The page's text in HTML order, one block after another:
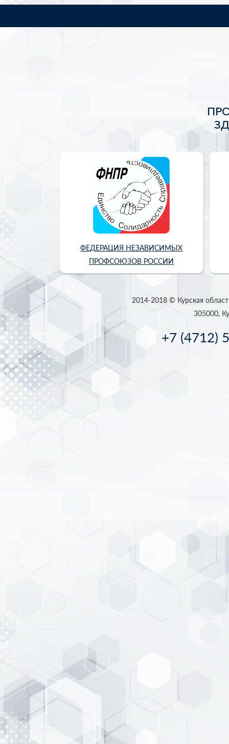
ФЕДЕРАЦИЯ НЕЗАВИСИМЫХ
ПРОФСОЮЗОВ РОССИИ
2014-2018 © Курская
305000,
+7 (4712)